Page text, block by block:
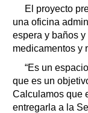
El proyecto
una oficina
espera y baños
medicamentos y
“Es un
que es un
Calculamos que
entregarla a la